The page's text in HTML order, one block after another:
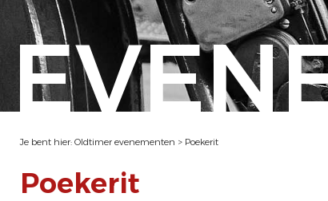
Je bent hier: Oldtimer evenementen > Poekerit
Poekerit